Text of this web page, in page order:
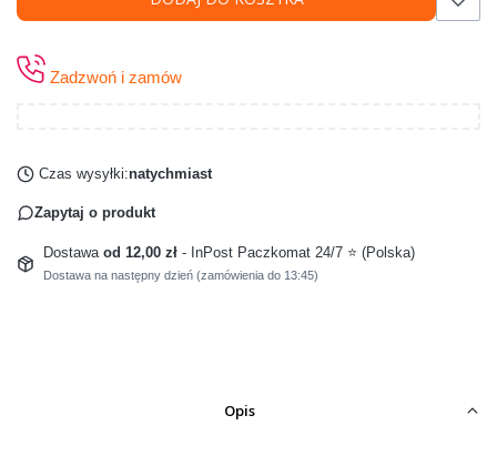
Zadzwoń i zamów
Czas wysyłki:natychmiast
Zapytaj o produkt
Dostawa od 12,00 zł - InPost Paczkomat 24/7 ⭐ (Polska)
Dostawa na następny dzień (zamówienia do 13:45)
Opis